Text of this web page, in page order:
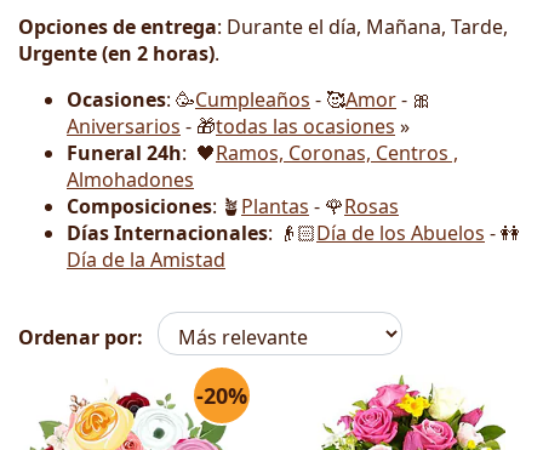
Opciones de entrega: Durante el día, Mañana, Tarde,
Urgente (en 2 horas).
Ocasiones: 🥳Cumpleaños - 🥰Amor- 🎀
Aniversarios - 🎁todas las ocasiones »
Funeral 24h: 🖤Ramos, Coronas, Centros ,
Almohadones
Composiciones: 🪴Plantas - 🌹Rosas
Días Internacionales: 👴🏻Día de los Abuelos - 👭
Día de la Amistad
Ordenar por:
Flores -20%